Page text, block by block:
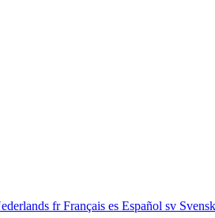
frFrançais es Español sv